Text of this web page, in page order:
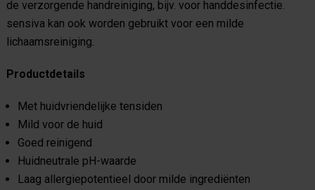
de verzorgende handreiniging, bijv. voor handdesinfectie.
sensiva kan ook worden gebruikt voor een milde
lichaamsreiniging.
Productdetails
Met huidvriendelijke tensiden
Mild voor de huid
Goed reinigend
Huidneutrale pH-waarde
Laag allergiepotentieel door milde ingrediënten